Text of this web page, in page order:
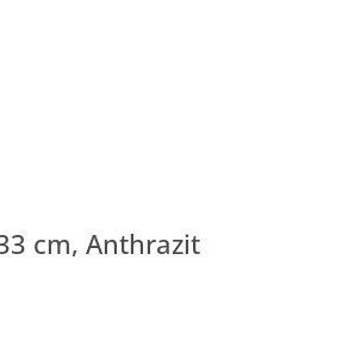
cm, Anthrazit